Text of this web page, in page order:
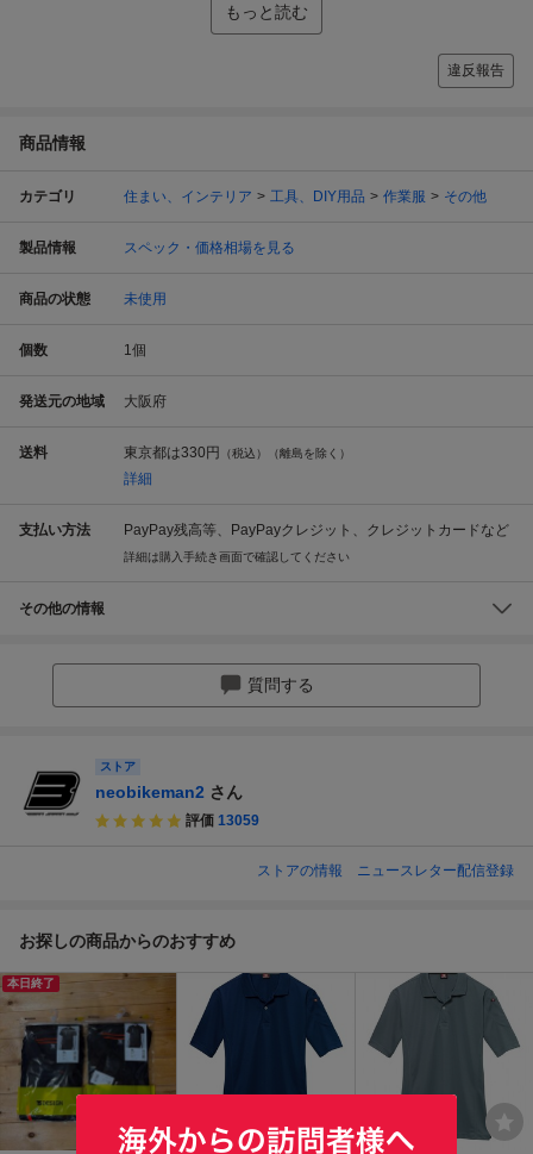
もっと読む
違反報告
商品情報
カテゴリ 住まい、インテリア 工具、DIY用品 作業服 その他
製品情報 スペック・価格相場を見る
商品の状態 未使用
個数 1個
発送元の地域 大阪府
送料 東京都は330円 （税込）（離島を除く）
詳細
支払い方法 PayPay残高等、PayPayクレジット、クレジットカードなど
詳細は購入手続き画面で確認してください
その他の情報
質問する
ストア
neobikeman2 さん
評価 13059
ストアの情報 ニュースレター配信登録
お探しの商品からのおすすめ
本日終了